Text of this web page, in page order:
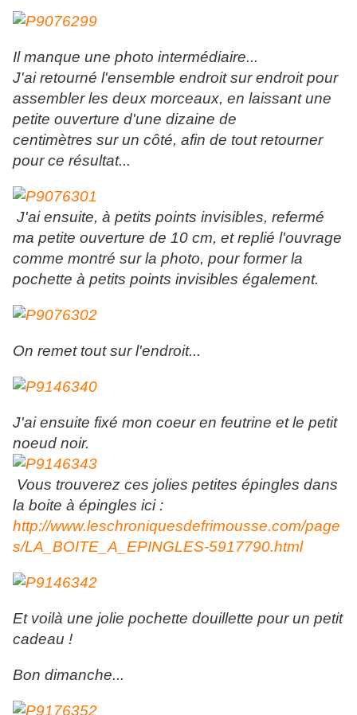
Il manque une photo intermédiaire...
J'ai retourné l'ensemble endroit sur endroit pour
assembler les deux morceaux, en laissant une
petite ouverture d'une dizaine de
centimètres sur un côté, afin de tout retourner
pour ce résultat...
J'ai ensuite, à petits points invisibles, refermé
ma petite ouverture de 10 cm, et replié l'ouvrage
comme montré sur la photo, pour former la
pochette à petits points invisibles également.
On remet tout sur l'endroit...
J'ai ensuite fixé mon coeur en feutrine et le petit
noeud noir.
Vous trouverez ces jolies petites épingles dans
la boite à épingles ici :
http://www.leschroniquesdefrimousse.com/page
s/LA_BOITE_A_EPINGLES-5917790.html
Et voilà une jolie pochette douillette pour un petit
cadeau !
Bon dimanche...